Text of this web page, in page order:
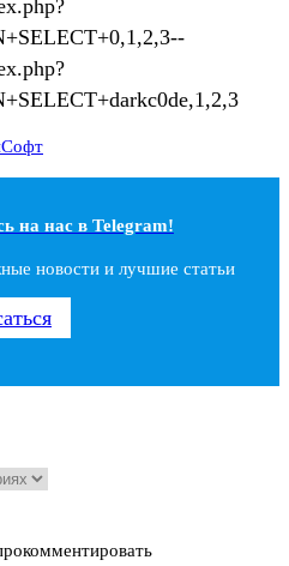
Софт
на наc в Telegram!
новости и лучшие статьи